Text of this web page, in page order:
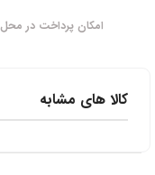
امکان پرداخت در محل
کالا های مشابه